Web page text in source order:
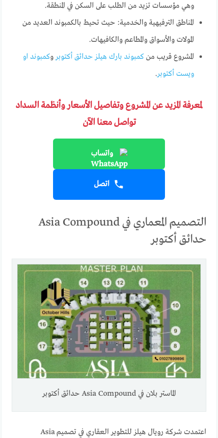
وهي مؤسسات تزيد من الطلب على السكن في المنطقة.
المناطق الترفيهية والخدمية: حيث تحيط بالكمبوند العديد من
المولات والأسواق والمطاعم والكافيهات.
المشروع قريب منكمبوند بارك هيلز حدائق أكتوبر وكمبوند او
ويست أكتوبر.
لمعرفة المزيد عن المشروع وتفاصيل الأسعار وأنظمة السداد
تواصل معنا الآن
واتساب
اتصل
التصميم المعماري في Asia Compound
حدائق أكتوبر
الماستر بلان في Asia Compound حدائق أكتوبر
اعتمدت شركة رويال هيلز للتطوير العقاري في تصميم Asia